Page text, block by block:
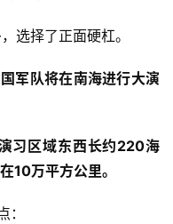
选择了正面硬杠。
军队将在南海进行大演
习区域东西长约220海
10万平方公里。